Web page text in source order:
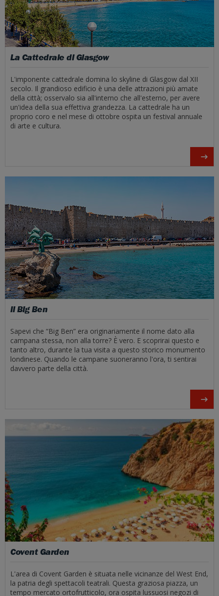
La Cattedrale di Glasgow
L'imponente cattedrale domina lo skyline di Glasgow dal XII
secolo. Il grandioso edificio è una delle attrazioni più amate
della città; osservalo sia all'interno che all'esterno, per avere
un'idea della sua effettiva grandezza. La cattedrale ha un
proprio coro e nel mese di ottobre ospita un festival annuale
di arte e cultura.
Il Big Ben
Sapevi che “Big Ben” era originariamente il nome dato alla
campana stessa, non alla torre? È vero. E scoprirai questo e
tanto altro, durante la tua visita a questo storico monumento
londinese. Quando le campane suoneranno l'ora, ti sentirai
davvero parte della città.
Covent Garden
L'area di Covent Garden è situata nelle vicinanze del West End,
la patria degli spettacoli teatrali. Questa graziosa piazza, un
tempo mercato ortofrutticolo, ora ospita lussuosi negozi di